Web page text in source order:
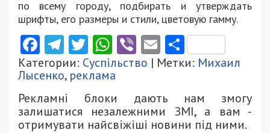
по всему городу, подбирать и утверждать
шрифты, его размеры и стили, цветовую гамму.
Facebook
Telegram
Twitter
WhatsApp
ViberEmail
Категории: Суспільство | Метки: Михаил
Лысенко, реклама
Рекламні блоки дають нам змогу
залишатися незалежними ЗМІ, а вам -
отримувати найсвіжіші новини під ними.